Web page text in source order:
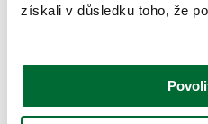
získali v důsledku toho, že